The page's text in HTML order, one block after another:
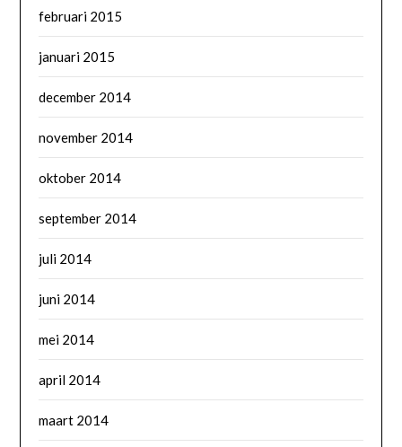
februari 2015
januari 2015
december 2014
november 2014
oktober 2014
september 2014
juli 2014
juni 2014
mei 2014
april 2014
maart 2014